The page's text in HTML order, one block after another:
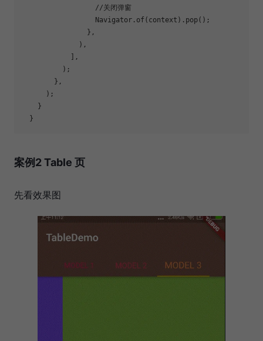
//关闭弹窗
                  Navigator.of(context).pop();
                },
              ),
            ],
          );
        },
      );
    }
案例2 Table 页
先看效果图